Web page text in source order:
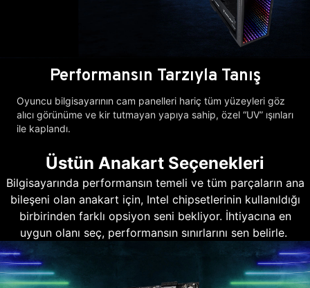
Performansın Tarzıyla Tanış
Oyuncu bilgisayarının cam panelleri hariç tüm yüzeyleri göz
alıcı görünüme ve kir tutmayan yapıya sahip, özel “UV” ışınları
ile kaplandı.
Üstün Anakart Seçenekleri
Bilgisayarında performansın temeli ve tüm parçaların ana
bileşeni olan anakart için, Intel chipsetlerinin kullanıldığı
birbirinden farklı opsiyon seni bekliyor. İhtiyacına en
uygun olanı seç, performansın sınırlarını sen belirle.